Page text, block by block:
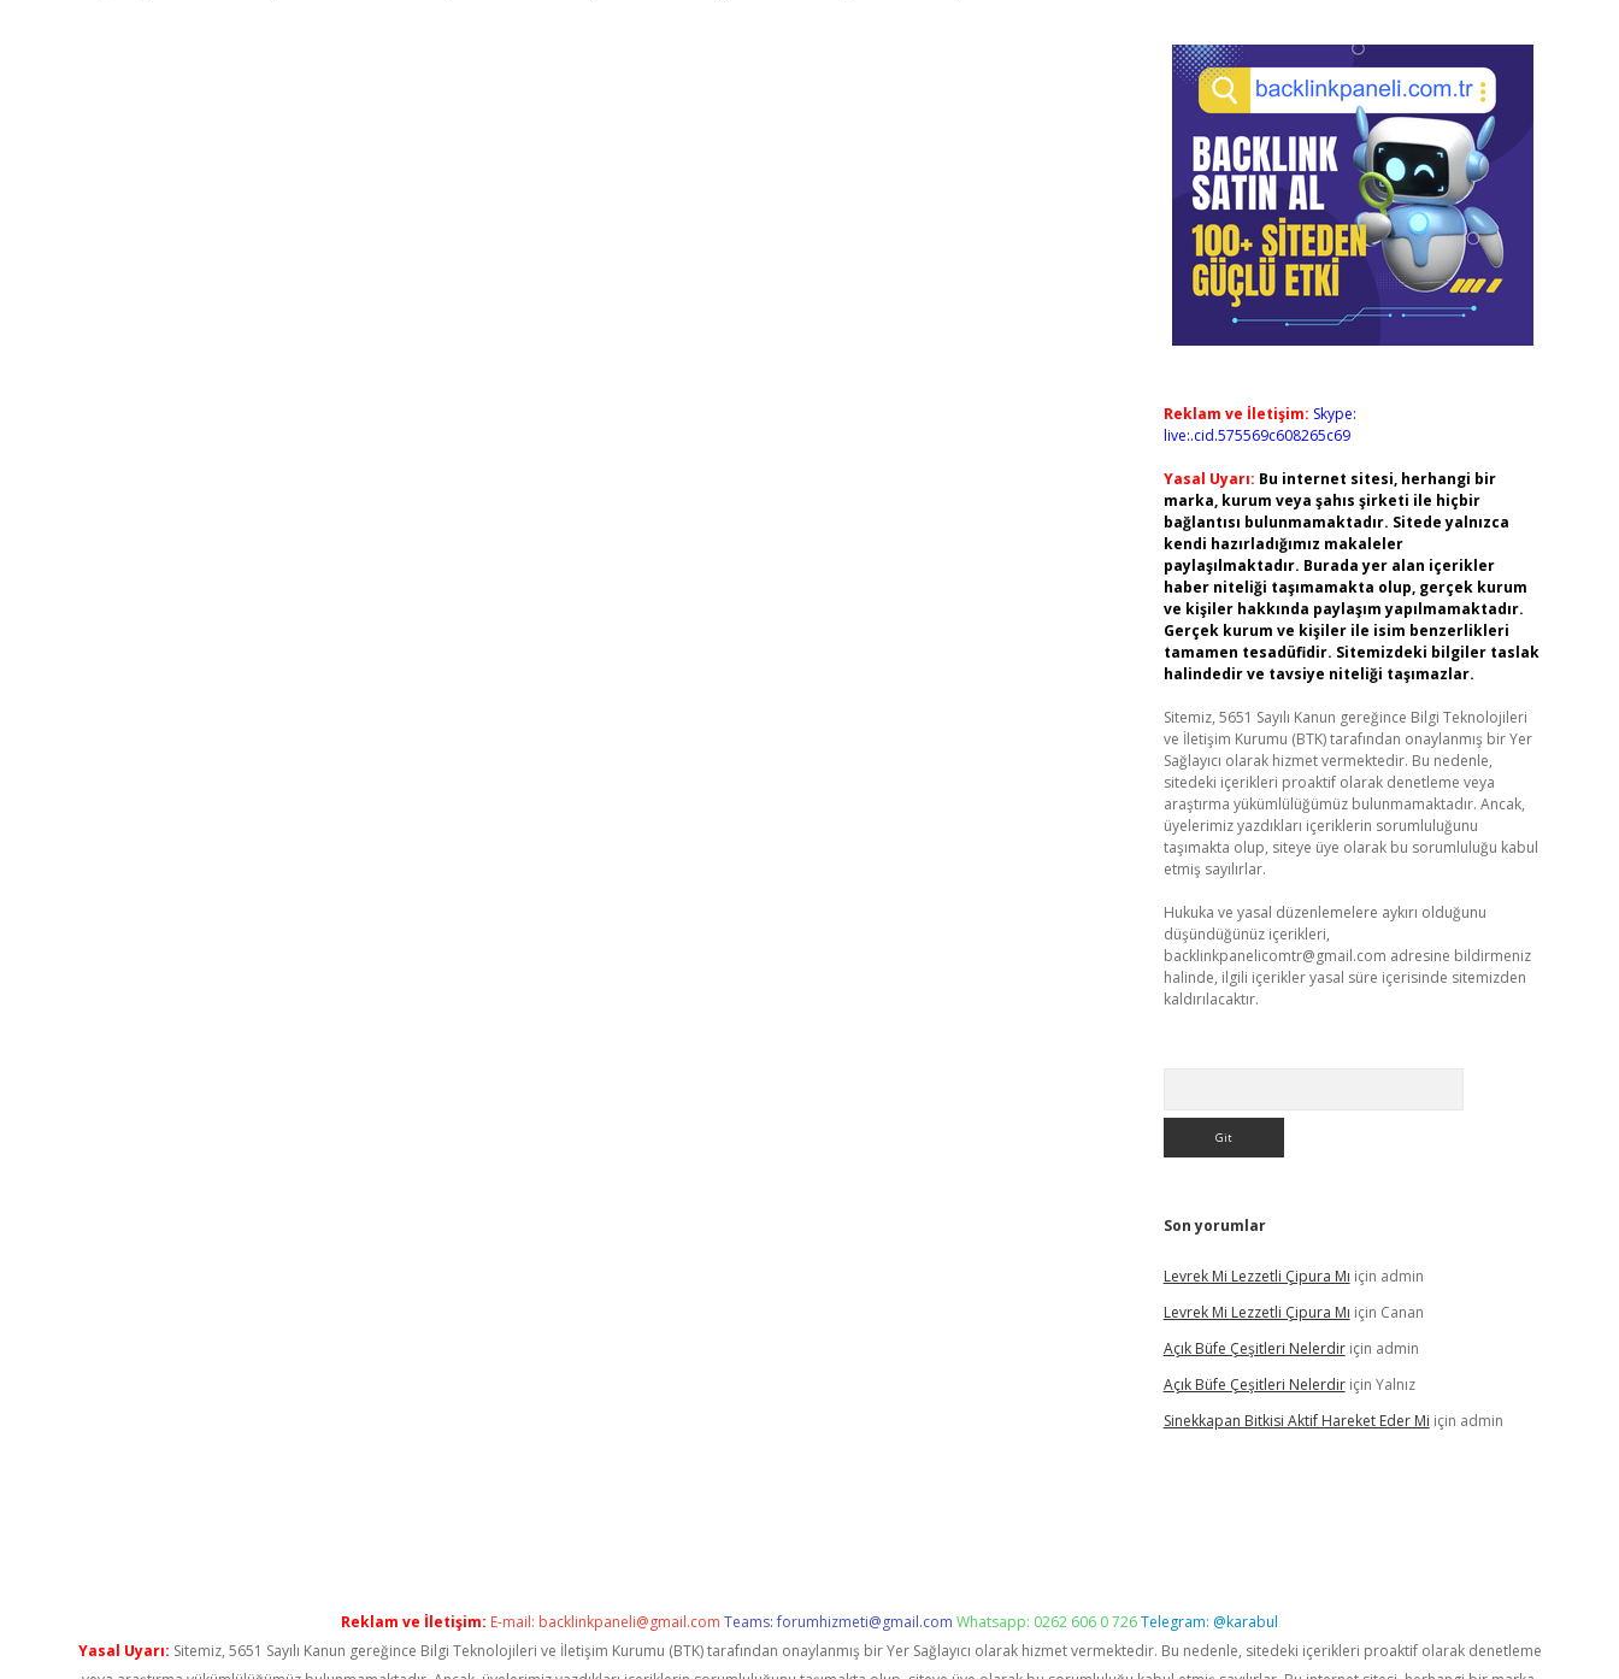
Reklam ve İletişim: Skype:
live:.cid.575569c608265c69
Yasal Uyarı: Bu internet sitesi, herhangi bir
marka, kurum veya şahıs şirketi ile hiçbir
bağlantısı bulunmamaktadır. Sitede yalnızca
kendi hazırladığımız makaleler
paylaşılmaktadır. Burada yer alan içerikler
haber niteliği taşımamakta olup, gerçek kurum
ve kişiler hakkında paylaşım yapılmamaktadır.
Gerçek kurum ve kişiler ile isim benzerlikleri
tamamen tesadüfidir. Sitemizdeki bilgiler taslak
halindedir ve tavsiye niteliği taşımazlar.
Sitemiz, 5651 Sayılı Kanun gereğince Bilgi Teknolojileri
ve İletişim Kurumu (BTK) tarafından onaylanmış bir Yer
Sağlayıcı olarak hizmet vermektedir. Bu nedenle,
sitedeki içerikleri proaktif olarak denetleme veya
araştırma yükümlülüğümüz bulunmamaktadır. Ancak,
üyelerimiz yazdıkları içeriklerin sorumluluğunu
taşımakta olup, siteye üye olarak bu sorumluluğu kabul
etmiş sayılırlar.
Hukuka ve yasal düzenlemelere aykırı olduğunu
düşündüğünüz içerikleri,
backlinkpanelicomtr@gmail.com adresine bildirmeniz
halinde, ilgili içerikler yasal süre içerisinde sitemizden
kaldırılacaktır.
Son yorumlar
Levrek Mi Lezzetli Çipura Mı için admin
Levrek Mi Lezzetli Çipura Mı için Canan
Açık Büfe Çeşitleri Nelerdiriçin admin
Açık Büfe Çeşitleri Nelerdiriçin Yalnız
Sinekkapan Bitkisi Aktif Hareket Eder Mi için admin
Reklam ve İletişim: E-mail: backlinkpaneli@gmail.com Teams:forumhizmeti@gmail.com Whatsapp: 0262 606 0 726Telegram: @karabul
Yasal Uyarı: Sitemiz, 5651 Sayılı Kanun gereğince Bilgi Teknolojileri ve İletişim Kurumu (BTK) tarafından onaylanmış bir Yer Sağlayıcı olarak hizmet vermektedir. Bu nedenle, sitedeki içerikleri proaktif olarak denetleme